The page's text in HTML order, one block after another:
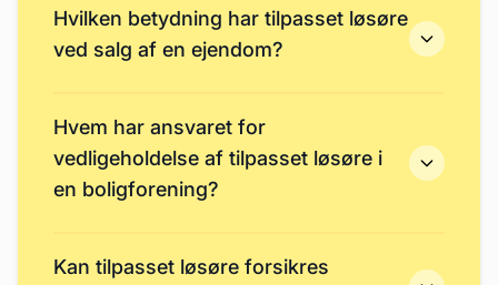
Hvilken betydning har tilpasset løsøre
ved salg af en ejendom?
Hvem har ansvaret for
vedligeholdelse af tilpasset løsøre i
en boligforening?
Kan tilpasset løsøre forsikres